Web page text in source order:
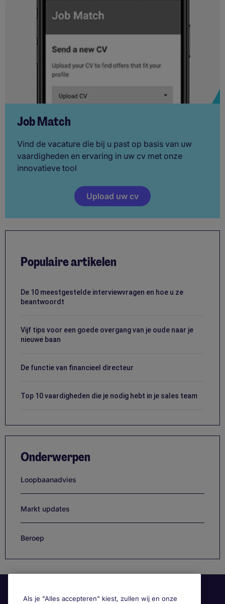
Job Match
Vind de vacature die bij u past op basis van uw
vaardigheden en ervaring in uw cv met onze
innovatieve tool
Upload uw cv
Populaire artikelen
De 10 meestgestelde interviewvragen en hoe u ze
beantwoordt
Vijf tips voor een goede overgang van je oude naar je
nieuwe baan
De functie van financieel directeur
Top 10 vaardigheden die je nodig hebt in je sales team
Onderwerpen
Loopbaanadvies
Markt updates
Beroep
Als je "Alles accepteren" kiest, zullen wij en onze